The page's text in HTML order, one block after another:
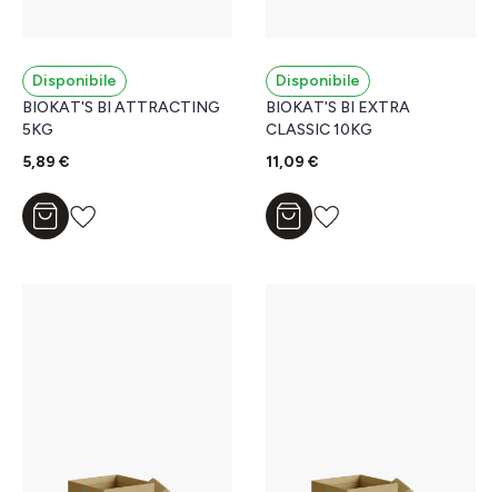
Disponibile
BIOKAT'S BI ATTRACTING
5KG
5,89 €
Aggiungi al carrello
Disponibile
BIOKAT'S BI EXTRA
CLASSIC 10KG
11,09 €
Aggiungi al carrello